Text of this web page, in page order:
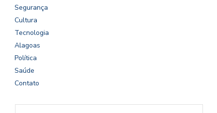
Segurança
Cultura
Tecnologia
Alagoas
Política
Saúde
Contato